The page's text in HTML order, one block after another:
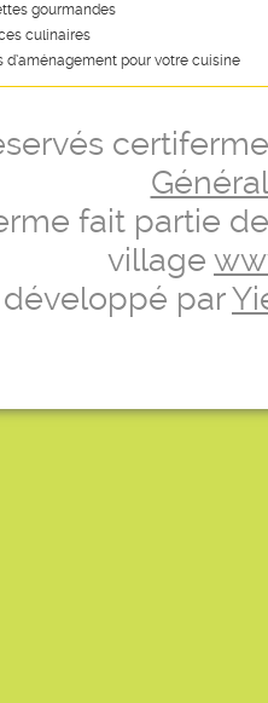
gourmandes
culinaires
d’aménagement pour votre cuisine
fait partie
village
par